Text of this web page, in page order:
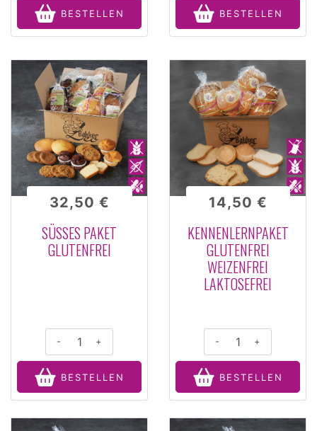
BESTELLEN BESTELLEN
SÜSSES PAKET G
LUTENFREI
32,50 €
- +
BESTELLEN
KENNENLERNPAKET
GLUTENFREI
WEIZENFREI
LAKTOSEFREI
14,50 €
- +
BESTELLEN